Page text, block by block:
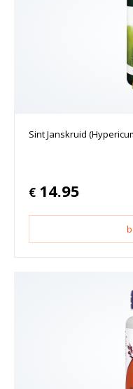
Sint Janskruid
€ 14.95